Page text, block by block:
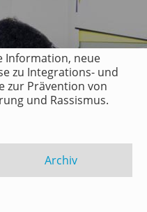
Information, neue
zu Integrations- und
zur Prävention von
und Rassismus.
Archiv